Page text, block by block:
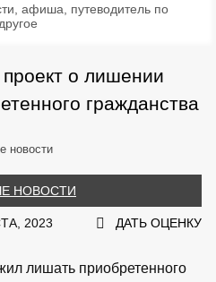
афиша, путеводитель по
о лишении
гражданства
новости
НОВОСТИ
2023 ДАТЬ ОЦЕНКУ
лишать приобретенного